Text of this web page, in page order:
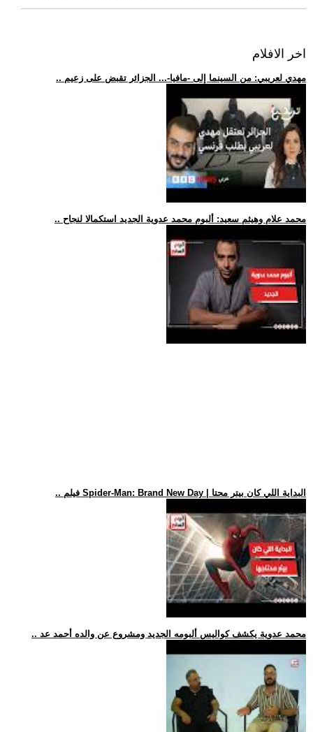
اخر الافلام
.. مهدي لعريبي: من السينما إلى -مافيا-... الجزائر تقبض على زعيم
.. محمد علام وهيثم سعيد: ألبوم محمد عدوية الجديد استكمالا لنجاح
.. فيلم Spider-Man: Brand New Day | البداية اللي كان بيتر محتا
.. محمد عدوية يكشف كواليس ألبومه الجديد ومشروع عن والده أحمد عد